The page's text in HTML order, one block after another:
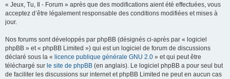
« Jeux, Tu, Il - Forum » après que des modifications aient été effectuées, vous
acceptez d’être légalement responsable des conditions modifiées et mises à
jour.
Nos forums sont développés par phpBB (désignés ci-après par « logiciel
phpBB » et « phpBB Limited ») qui est un logiciel de forum de discussions
déclaré sous la « licence publique générale GNU 2.0 » et qui peut être
téléchargé sur le site de phpBB (en anglais). Le logiciel phpBB a pour seul but
de faciliter les discussions sur internet et phpBB Limited ne peut en aucun cas